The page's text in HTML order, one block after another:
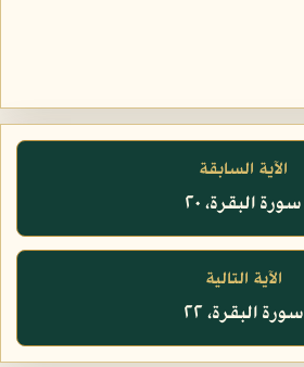
الآية السابقة
سورة البقرة، ٢٠
الآية التالية
سورة البقرة، ٢٢